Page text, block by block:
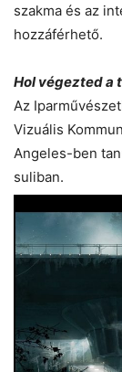
szakma és az
hozzáférhető.
Hol végezted a
Az
Vizuális
Angeles-ben
suliban.